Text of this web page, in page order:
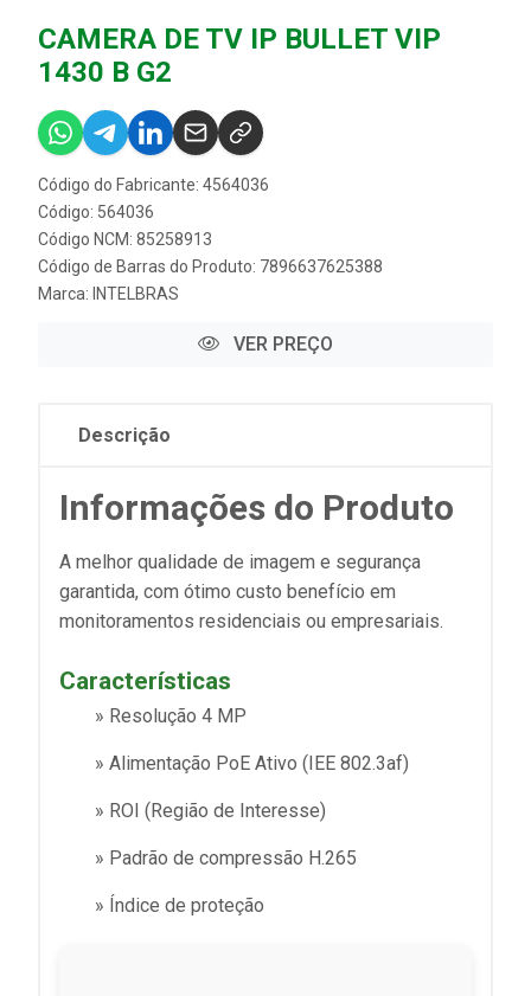
CAMERA DE TV IP BULLET VIP
1430 B G2
Código do Fabricante: 4564036
Código: 564036
Código NCM: 85258913
Código de Barras do Produto: 7896637625388
Marca: INTELBRAS
VER PREÇO
Descrição
Informações do Produto
A melhor qualidade de imagem e segurança
garantida, com ótimo custo benefício em
monitoramentos residenciais ou empresariais.
Características
» Resolução 4 MP
» Alimentação PoE Ativo (IEE 802.3af)
» ROI (Região de Interesse)
» Padrão de compressão H.265
» Índice de proteção